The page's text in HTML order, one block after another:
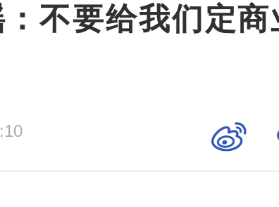
不要给我们定商